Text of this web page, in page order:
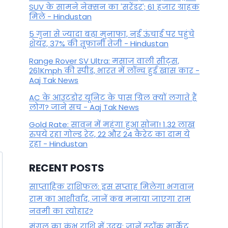
By June 2, 2022
SUV के सामने नेक्सन का 'सरेंडर'; 61 हजार ग्राहक
मिले - Hindustan
5 गुना से ज्यादा बढ़ा मुनाफा, नई ऊंचाई पर पहुंचे
शेयर, 37% की तूफानी तेजी - Hindustan
Range Rover SV Ultra: मसाज वाली सीट्स,
261Kmph की स्पीड, भारत में लॉन्च हुई खास कार -
Aaj Tak News
AC के आउटडोर यूनिट के पास ग्रिल क्यों लगाते हैं
लोग? जाने सच - Aaj Tak News
Gold Rate: सावन में महंगा हुआ सोना! 1.32 लाख
रुपये रहा गोल्ड रेट, 22 और 24 कैरेट का दाम ये
रहा - Hindustan
RECENT POSTS
साप्ताहिक राशिफल: इस सप्ताह मिलेगा भगवान
राम का आशीर्वाद, जानें कब मनाया जाएगा राम
नवमी का त्योहार?